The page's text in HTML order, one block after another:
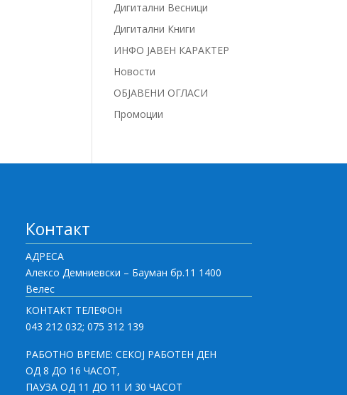
Дигитални Весници
Дигитални Книги
ИНФО ЈАВЕН КАРАКТЕР
Новости
ОБЈАВЕНИ ОГЛАСИ
Промоции
Контакт
АДРЕСА
Алексо Демниевски – Бауман бр.11 1400
Велес
КОНТАКТ ТЕЛЕФОН
043 212 032; 075 312 139
РАБОТНО ВРЕМЕ: СЕКОЈ РАБОТЕН ДЕН
ОД 8 ДО 16 ЧАСОТ,
ПАУЗА ОД 11 ДО 11 И 30 ЧАСОТ